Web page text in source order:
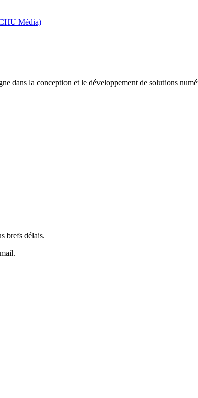
Média)
dans la conception et le développement de solutions
brefs délais.